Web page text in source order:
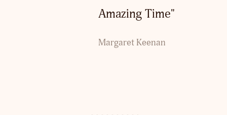
Amazing Time"
Margaret Keenan